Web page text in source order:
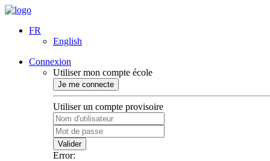
FR
English
Connexion
Utiliser mon compte école
Je me connecte
Utiliser un compte provisoire
Valider
Error: